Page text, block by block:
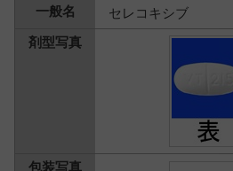
セレコキシブ